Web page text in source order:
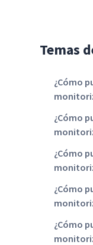
Temas
¿Cómo
¿Cómo
¿Cómo
¿Cómo
¿Cómo